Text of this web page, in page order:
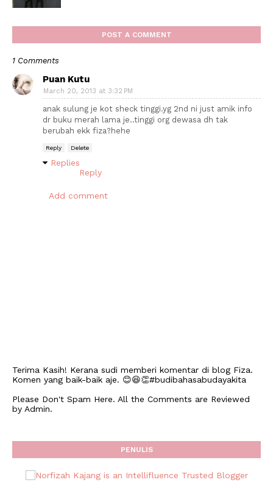
POST A COMMENT
1 Comments
Puan Kutu
March 20, 2013 at 3:32 PM
anak sulung je kot sheck tinggi.yg 2nd ni just amik info
dr buku merah lama je..tinggi org dewasa dh tak
berubah ekk fiza?hehe
Reply Delete
Replies
Reply
Add comment
Terima Kasih! Kerana sudi memberi komentar di blog Fiza.
Komen yang baik-baik aje. 😊😆👏#budibahasabudayakita
Please Don't Spam Here. All the Comments are Reviewed
by Admin.
PENULIS